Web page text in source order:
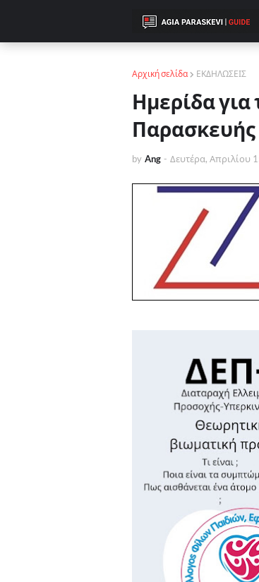
Αρχική σελίδα ΕΚΔΗΛΩΣΕΙΣ
Ημερίδα για
Παρασκευής
by Ang - Δευτέρα, Απριλίου